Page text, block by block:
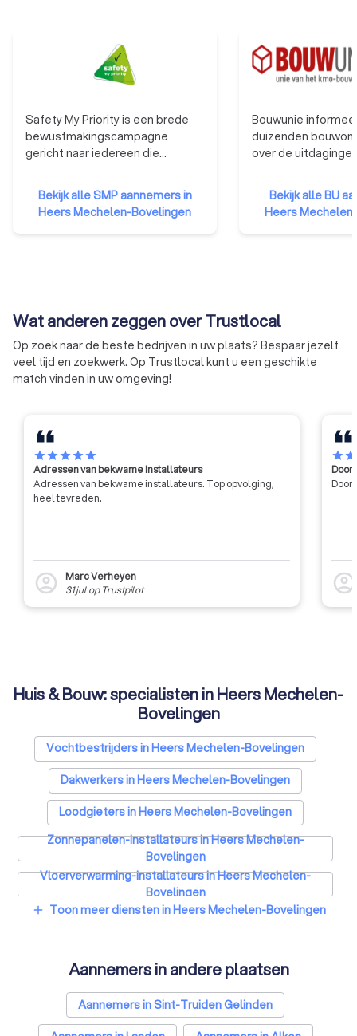
Safety My Priority is een brede
bewustmakingscampagne
gericht naar iedereen die
verbouwen te maken heeft. Een
collectief bewustzijn omtrent
risicopreventie en veiligheid
moet het hoge aantal
denken en handelen bij het
uitvoeren van de
werkzaamheden.
Bekijk alle SMP aannemers in
Heers Mechelen-Bovelingen
Bouwunie
duizenden
over de
Bouwunie is er
bedrijven en
ondernemers uit
We behartigen de
Bekijk alle BU
Heers
Wat anderen zeggen over Trustlocal
Op zoek naar de beste bedrijven in uw plaats? Bespaar jezelf
veel tijd en zoekwerk. Op Trustlocal kunt u een geschikte
match vinden in uw omgeving!
starstarstarstarstar
Adressen van bekwame installateurs
Adressen van bekwame installateurs. Top opvolging,
heel tevreden.
account_circle
Marc Verheyen
31 julop Trustpilot
starstar
Door
Door
account_circle
Huis & Bouw: specialisten in Heers Mechelen-
Bovelingen
Vochtbestrijders in Heers Mechelen-Bovelingen
Dakwerkers in Heers Mechelen-Bovelingen
Loodgieters in Heers Mechelen-Bovelingen
Zonnepanelen-installateurs in Heers Mechelen-
Bovelingen
Vloerverwarming-installateurs in Heers Mechelen-
Bovelingen
Airco installateurs in Heers Mechelen-Bovelingen
Bovelingen
Laadpaal installateurs in Heers Mechelen-Bovelingen
Zonwering specialisten in Heers Mechelen-
Bovelingen
add Toon meer diensten in Heers Mechelen-Bovelingen
Aannemers in andere plaatsen
Aannemers in Sint-Truiden Gelinden